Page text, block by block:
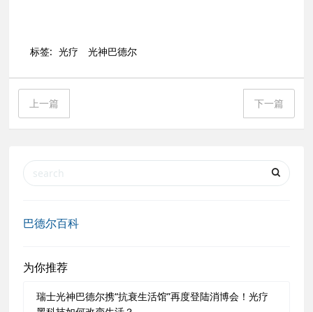
标签: 光疗 光神巴德尔
上一篇 下一篇
巴德尔百科
为你推荐
瑞士光神巴德尔携“抗衰生活馆”再度登陆消博会！光疗